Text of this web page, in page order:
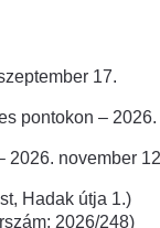
17.
pontokon – 2026.
2026. november
Hadak útja 1.)
2026/248)